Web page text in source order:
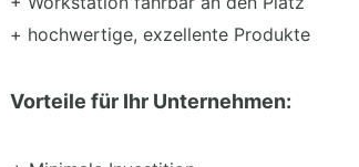
+ hochwertige, exzellente Produkte
Vorteile für Ihr Unternehmen: